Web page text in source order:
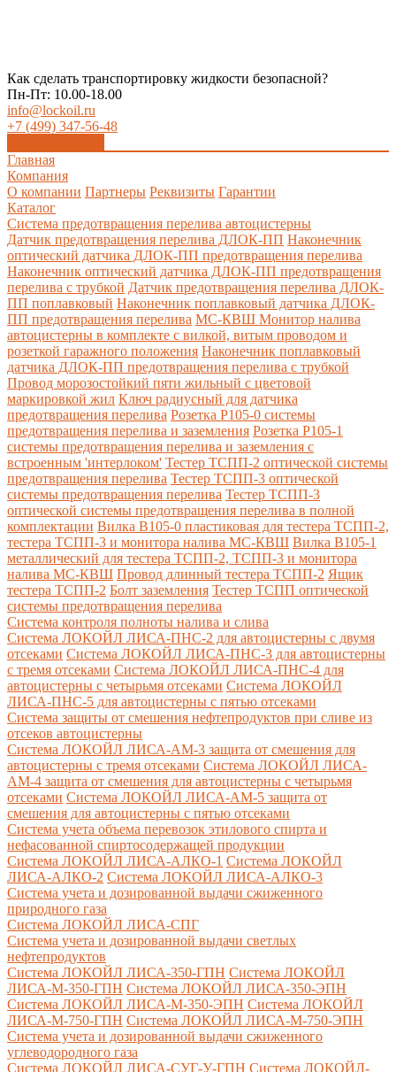
Как сделать транспортировку жидкости безопасной?
Пн-Пт: 10.00-18.00
info@lockoil.ru
+7 (499) 347-56-48
Главная
Компания
О компании Партнеры Реквизиты Гарантии
Каталог
Система предотвращения перелива автоцистерны
Датчик предотвращения перелива ДЛОК-ПП Наконечник
оптический датчика ДЛОК-ПП предотвращения перелива
Наконечник оптический датчика ДЛОК-ПП предотвращения
перелива с трубкой Датчик предотвращения перелива ДЛОК-
ПП поплавковый Наконечник поплавковый датчика ДЛОК-
ПП предотвращения перелива МС-КВШ Монитор налива
автоцистерны в комплекте с вилкой, витым проводом и
розеткой гаражного положения Наконечник поплавковый
датчика ДЛОК-ПП предотвращения перелива с трубкой
Провод морозостойкий пяти жильный с цветовой
маркировкой жил Ключ радиусный для датчика
предотвращения перелива Розетка Р105-0 системы
предотвращения перелива и заземления Розетка Р105-1
системы предотвращения перелива и заземления с
встроенным 'интерлоком' Тестер ТСПП-2 оптической системы
предотвращения перелива Тестер ТСПП-3 оптической
системы предотвращения перелива Тестер ТСПП-3
оптической системы предотвращения перелива в полной
комплектации Вилка В105-0 пластиковая для тестера ТСПП-2,
тестера ТСПП-3 и монитора налива МС-КВШ Вилка В105-1
металлический для тестера ТСПП-2, ТСПП-3 и монитора
налива МС-КВШ Провод длинный тестера ТСПП-2 Ящик
тестера ТСПП-2 Болт заземления Тестер ТСПП оптической
системы предотвращения перелива
Cистема контроля полноты налива и слива
Система ЛОКОЙЛ ЛИСА-ПНС-2 для автоцистерны с двумя
отсеками Система ЛОКОЙЛ ЛИСА-ПНС-3 для автоцистерны
с тремя отсеками Система ЛОКОЙЛ ЛИСА-ПНС-4 для
автоцистерны с четырьмя отсеками Система ЛОКОЙЛ
ЛИСА-ПНС-5 для автоцистерны с пятью отсеками
Система защиты от смешения нефтепродуктов при сливе из
отсеков автоцистерны
Система ЛОКОЙЛ ЛИСА-AM-3 защита от смешения для
автоцистерны с тремя отсеками Система ЛОКОЙЛ ЛИСА-
AM-4 защита от смешения для автоцистерны с четырьмя
отсеками Система ЛОКОЙЛ ЛИСА-AM-5 защита от
смешения для автоцистерны с пятью отсеками
Система учета объема перевозок этилового спирта и
нефасованной спиртосодержащей продукции
Система ЛОКОЙЛ ЛИСА-AЛКО-1 Система ЛОКОЙЛ
ЛИСА-АЛКО-2 Система ЛОКОЙЛ ЛИСА-АЛКО-3
Система учета и дозированной выдачи сжиженного
природного газа
Система ЛОКОЙЛ ЛИСА-СПГ
Система учета и дозированной выдачи светлых
нефтепродуктов
Система ЛОКОЙЛ ЛИСА-350-ГПН Система ЛОКОЙЛ
ЛИСА-М-350-ГПН Система ЛОКОЙЛ ЛИСА-350-ЭПН
Система ЛОКОЙЛ ЛИСА-М-350-ЭПН Система ЛОКОЙЛ
ЛИСА-М-750-ГПН Система ЛОКОЙЛ ЛИСА-М-750-ЭПН
Система учета и дозированной выдачи сжиженного
углеводородного газа
Система ЛОКОЙЛ ЛИСА-СУГ-У-ГПН Система ЛОКОЙЛ-